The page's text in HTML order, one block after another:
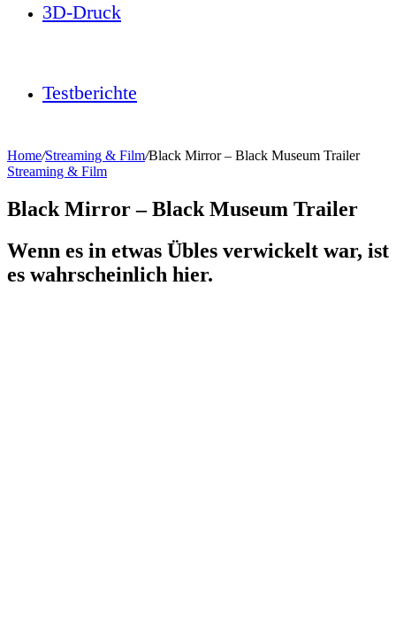
3D-Druck
Testberichte
Home/Streaming & Film/Black Mirror – Black Museum Trailer
Streaming & Film
Black Mirror – Black Museum Trailer
Wenn es in etwas Übles verwickelt war, ist
es wahrscheinlich hier.